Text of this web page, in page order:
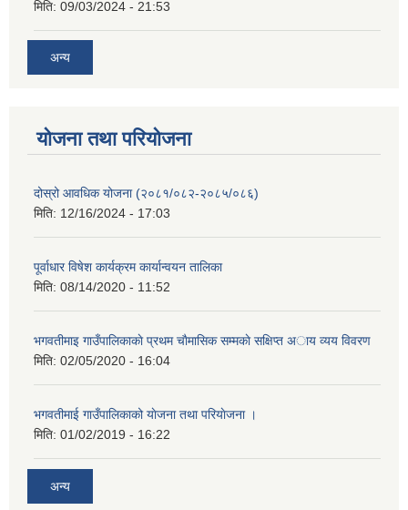
मिति: 09/03/2024 - 21:53
अन्य
योजना तथा परियोजना
दोस्रो आवधिक योजना (२०८१/०८२-२०८५/०८६)
मिति: 12/16/2024 - 17:03
पूर्वाधार विषेश कार्यक्रम कार्यान्वयन तालिका
मिति: 08/14/2020 - 11:52
भगवतीमाइ गाउँपालिकाकाे प्रथम चाैमासिक सम्मकाे सक्षिप्त अाय व्यय विवरण
मिति: 02/05/2020 - 16:04
भगवतीमाई गाउँपालिकाको याेजना तथा परियाेजना ।
मिति: 01/02/2019 - 16:22
अन्य